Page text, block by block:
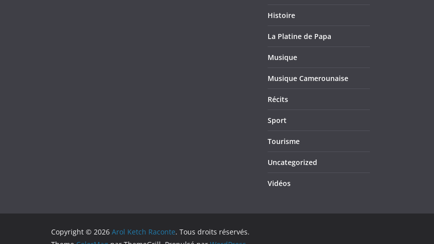
Histoire
La Platine de Papa
Musique
Musique Camerounaise
Récits
Sport
Tourisme
Uncategorized
Vidéos
Copyright © 2026 Arol Ketch Raconte. Tous droits réservés.